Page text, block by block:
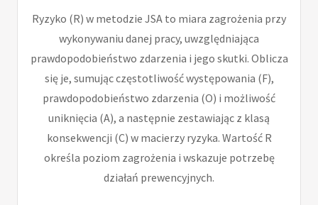
Ryzyko (R) w metodzie JSA to miara zagrożenia przy
wykonywaniu danej pracy, uwzględniająca
prawdopodobieństwo zdarzenia i jego skutki. Oblicza
się je, sumując częstotliwość występowania (F),
prawdopodobieństwo zdarzenia (O) i możliwość
uniknięcia (A), a następnie zestawiając z klasą
konsekwencji (C) w macierzy ryzyka. Wartość R
określa poziom zagrożenia i wskazuje potrzebę
działań prewencyjnych.